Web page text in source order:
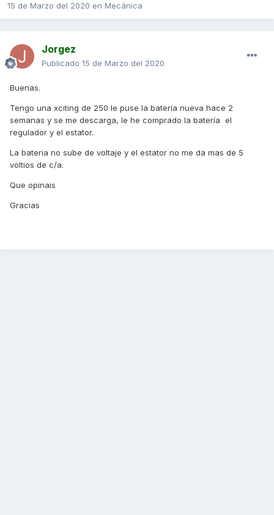
15 de Marzo del 2020 en Mecánica
Jorgez
Publicado 15 de Marzo del 2020
Buenas.
Tengo una xciting de 250 le puse la batería nueva hace 2
semanas y se me descarga, le he comprado la batería el
regulador y el estator.
La bateria no sube de voltaje y el estator no me da mas de 5
voltios de c/a.
Que opinais
Gracias